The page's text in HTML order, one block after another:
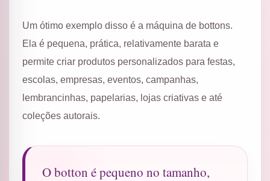
Um ótimo exemplo disso é a máquina de bottons.
Ela é pequena, prática, relativamente barata e
permite criar produtos personalizados para festas,
escolas, empresas, eventos, campanhas,
lembrancinhas, papelarias, lojas criativas e até
coleções autorais.
O botton é pequeno no tamanho,